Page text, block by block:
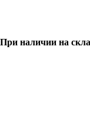
При наличии на